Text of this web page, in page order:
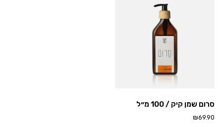
סרום שמן קיק / 100 מ״ל
₪69.90